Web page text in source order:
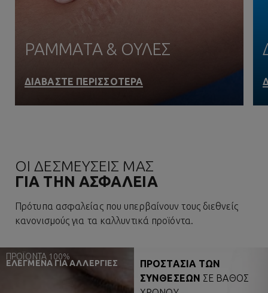
ΡΑΜΜΑΤΑ & ΟΥΛΕΣ
ΔΙΑΒΑΣΤΕ ΠΕΡΙΣΣΟΤΕΡΑ
ΟΙ ΔΕΣΜΕΥΣΕΙΣ ΜΑΣ
ΓΙΑ ΤΗΝ ΑΣΦΑΛΕΙΑ
Πρότυπα ασφαλείας που υπερβαίνουν τους διεθνείς
κανονισμούς για τα καλλυντικά προϊόντα.
ΠΡΟΪΟΝΤΑ 100%
ΕΛΕΓΜΕΝΑ ΓΙΑ ΑΛΛΕΡΓΙΕΣ
ΠΡΟΣΤΑΣΙΑ ΤΩΝ
ΣΥΝΘΕΣΕΩΝ ΣΕ ΒΑΘΟΣ